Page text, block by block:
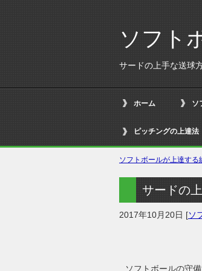
ソフト
サードの上手な送球
ホーム ソ
ピッチングの上達法
ソフトボールが上達する
サードの
2017年10月20日 [ソ
ソフトボールの守